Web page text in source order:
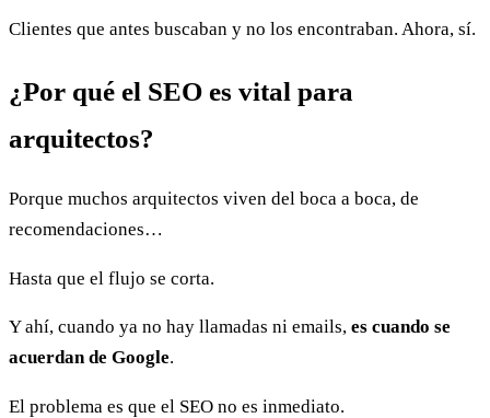
Clientes que antes buscaban y no los encontraban. Ahora, sí.
¿Por qué el SEO es vital para
arquitectos?
Porque muchos arquitectos viven del boca a boca, de
recomendaciones…
Hasta que el flujo se corta.
Y ahí, cuando ya no hay llamadas ni emails, es cuando se
acuerdan de Google.
El problema es que el SEO no es inmediato.